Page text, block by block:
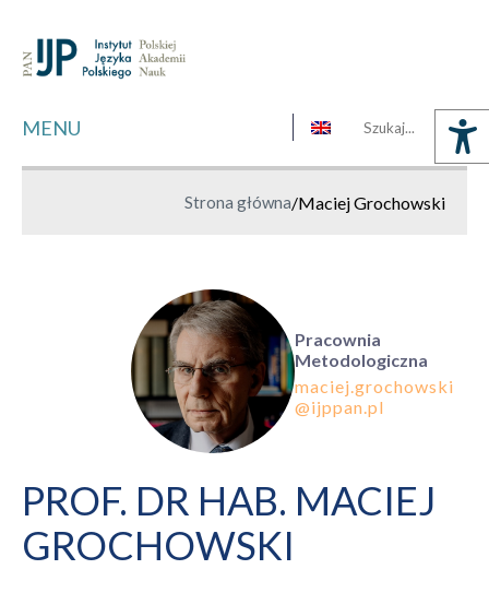
MENU
Strona główna/Maciej Grochowski
Pracownia
Metodologiczna
PROF. DR HAB. MACIEJ
GROCHOWSKI